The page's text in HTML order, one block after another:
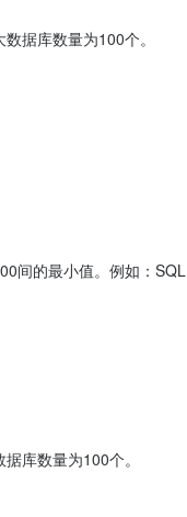
据库数量为100个。
间的最小值。例如：SQL
库数量为100个。